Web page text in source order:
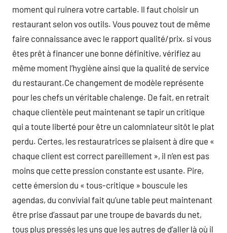
moment qui ruinera votre cartable. Il faut choisir un
restaurant selon vos outils. Vous pouvez tout de même
faire connaissance avec le rapport qualité/prix. si vous
êtes prêt à financer une bonne définitive, vérifiez au
même moment l’hygiène ainsi que la qualité de service
du restaurant.Ce changement de modèle représente
pour les chefs un véritable chalenge. De fait, en retrait
chaque clientèle peut maintenant se tapir un critique
qui a toute liberté pour être un calomniateur sitôt le plat
perdu. Certes, les restauratrices se plaisent à dire que «
chaque client est correct pareillement », il n’en est pas
moins que cette pression constante est usante. Pire,
cette émersion du « tous-critique » bouscule les
agendas, du convivial fait qu’une table peut maintenant
être prise d’assaut par une troupe de bavards du net,
tous plus pressés les uns que les autres de d’aller là où il